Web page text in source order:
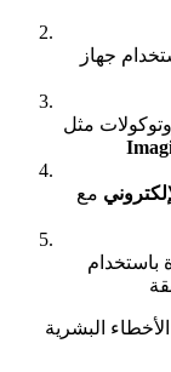
جهاز
مع
البشرية